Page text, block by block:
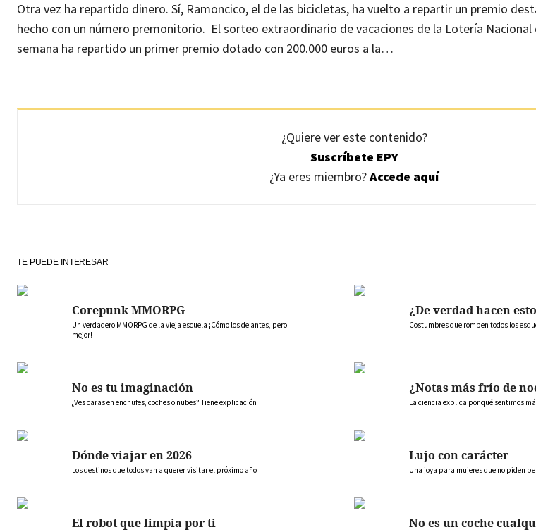
Otra vez ha repartido dinero. Sí, Ramoncico, el de las bicicletas, ha vuelto a repartir un premio
hecho con un número premonitorio. El sorteo extraordinario de vacaciones de la Lotería
semana ha repartido un primer premio dotado con 200.000 euros a la…
¿Quiere ver este contenido?
Suscríbete EPY
¿Ya eres miembro?Accede aquí
TE PUEDE INTERESAR
Corepunk MMORPG
Un verdadero MMORPG de la vieja escuela ¡Cómo los de antes, pero
mejor!
¿De verdad hacen
Costumbres que rompen todos los
No es tu imaginación
¿Ves caras en enchufes, coches o nubes? Tiene explicación
¿Notas más frío de
La ciencia explica por qué sentimos
Dónde viajar en 2026
Los destinos que todos van a querer visitar el próximo año
Lujo con carácter
Una joya para mujeres que no piden
El robot que limpia por ti No es un coche